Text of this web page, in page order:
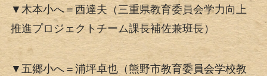
▼木本小へ＝西達夫（三重県教育委員会学力向上
推進プロジェクトチーム課長補佐兼班長）
▼五郷小へ＝浦坪卓也（熊野市教育委員会学校教